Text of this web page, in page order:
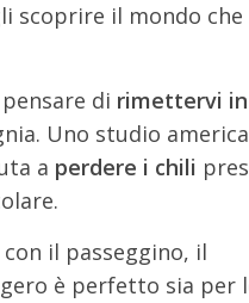
scoprire il mondo che
di rimettervi in
Uno studio
a perdere i chili
il passeggino, il
è perfetto sia per